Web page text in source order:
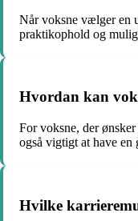
Når voksne vælger en
praktikophold og
Hvordan kan
For voksne, der
også vigtigt at have
Hvilke